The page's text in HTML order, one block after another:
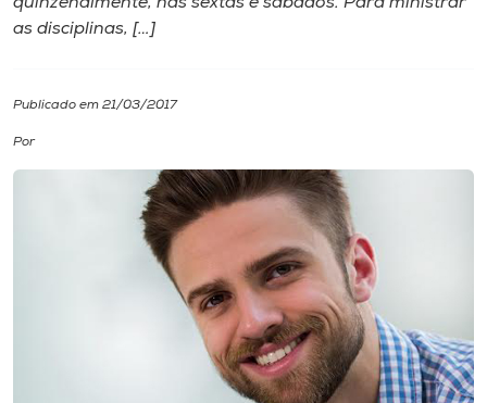
Diplomados
as disciplinas, […]
Publicado em 21/03/2017
Por